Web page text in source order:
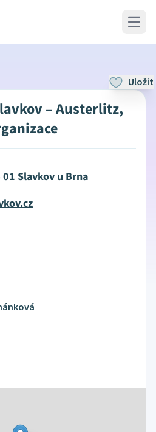
Open
Uložit
– Austerlitz,
Slavkov u Brna